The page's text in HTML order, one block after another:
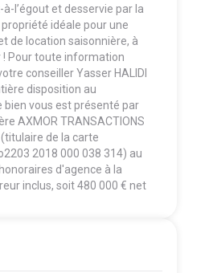
l’égout et desservie par la
idéale pour une
de location saisonnière, à
Pour toute information
conseiller Yasser HALIDI
disposition au
bien vous est présenté par
AXMOR TRANSACTIONS
de la carte
2018 000 038 314) au
d'agence à la
inclus, soit 480 000 € net